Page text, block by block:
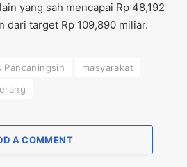
yang sah mencapai Rp 48,192
dari target Rp 109,890 miliar.
Pancaningsih
masyarakat
A COMMENT